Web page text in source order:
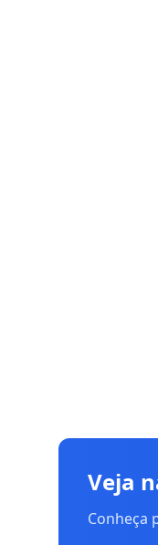
Veja
Conheça